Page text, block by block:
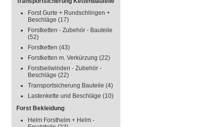
Forst Gurte + Rundschlingen +
Beschläge (17)
Forstketten - Zubehör - Bauteile
(52)
Forstketten (43)
Forstketten m. Verkürzung (22)
Forstseilwinden - Zubehör -
Beschläge (22)
Transportsicherung Bauteile (4)
Lastenkette und Beschläge (10)
Forst Bekleidung
Helm Forsthelm + Helm -